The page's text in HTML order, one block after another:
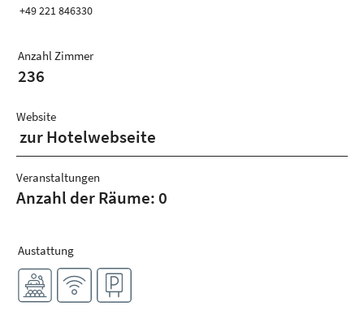
+49 221 846330
Anzahl Zimmer
236
Website
zur Hotelwebseite
Veranstaltungen
Anzahl der Räume: 0
Austattung